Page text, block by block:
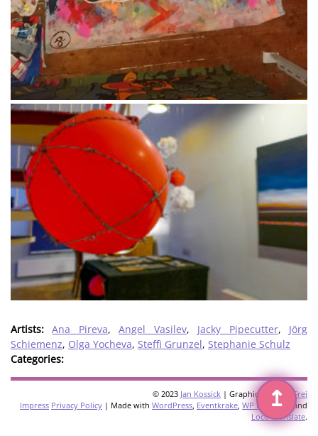
Artists:Ana Pireva,Angel Vasilev, Jacky Pipecutter, Jörg
Schiemenz, Olga Yocheva, Steffi Grunzel, Stephanie Schulz
Categories:
© 2023 Jan Kossick | Graphics:
Omani Frei
Impress Privacy Policy | Made with WordPress Eventkrake WP Multilang
and
Loco Translate.
↥